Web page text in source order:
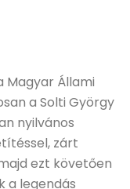
Magyar Állami
a Solti György
nyilvános
zárt
ezt követően
a legendás